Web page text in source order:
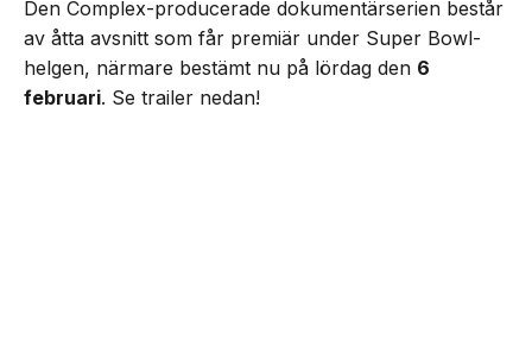
Den Complex-producerade dokumentärserien består
av åtta avsnitt som får premiär under Super Bowl-
helgen, närmare bestämt nu på lördag den 6
februari. Se trailer nedan!